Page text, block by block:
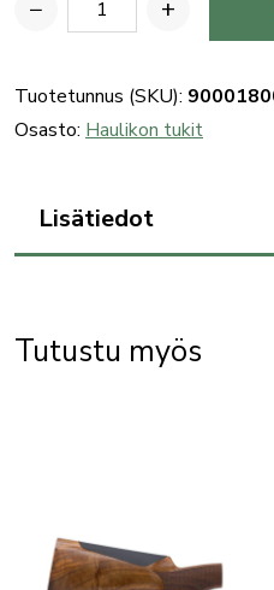
−
etutukin
kiinnitysruuvi
määrä
+
Tuotetunnus (SKU):
Osasto: Haulikon tukit
Lisätiedot
Tutustu myös